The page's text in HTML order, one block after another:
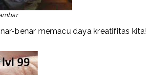
benar memacu daya kreatifitas kita!